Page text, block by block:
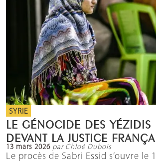
SYRIE
LE GÉNOCIDE DES YÉZIDIS
DEVANT LA JUSTICE
13 mars 2026 par Chloé Dubois
Le procès de Sabri Essid s’ouvre le